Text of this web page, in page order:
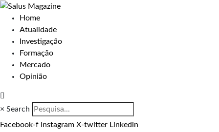
Home
Atualidade
Investigação
Formação
Mercado
Opinião
× Search
Facebook-f Instagram X-twitter Linkedin